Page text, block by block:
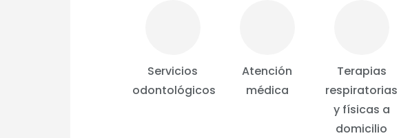
Servicios
odontológicos
Atención
médica
Terapias
respiratorias
y físicas a
domicilio